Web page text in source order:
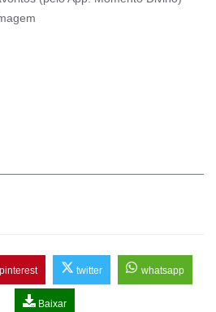
pinterest twitter whatsapp
Baixar